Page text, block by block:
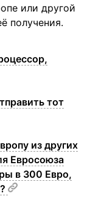
или другой
получения.
тот
из других
Евросоюза
в 300 Евро,